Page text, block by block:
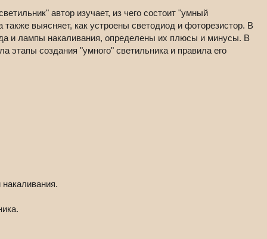
автор изучает, из чего состоит "умный
также выясняет, как устроены светодиод и фоторезистор. В
и лампы накаливания, определены их плюсы и минусы. В
этапы создания "умного" светильника и правила его